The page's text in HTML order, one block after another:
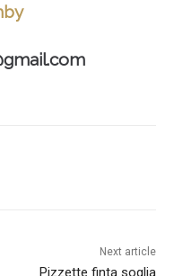
Next article
Pizzette finta soglia